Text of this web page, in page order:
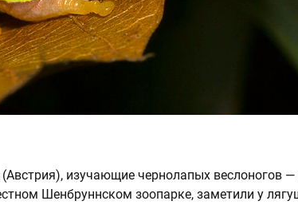
(Австрия), изучающие чернолапых веслоногов
Шенбруннском зоопарке, заметили у